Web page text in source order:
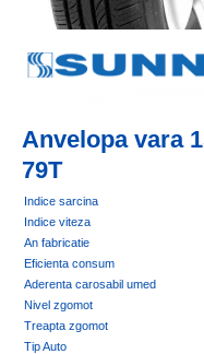
Anvelopa vara
79T
Indice sarcina
Indice viteza
An fabricatie
Eficienta consum
Aderenta carosabil umed
Nivel zgomot
Treapta zgomot
Tip Auto